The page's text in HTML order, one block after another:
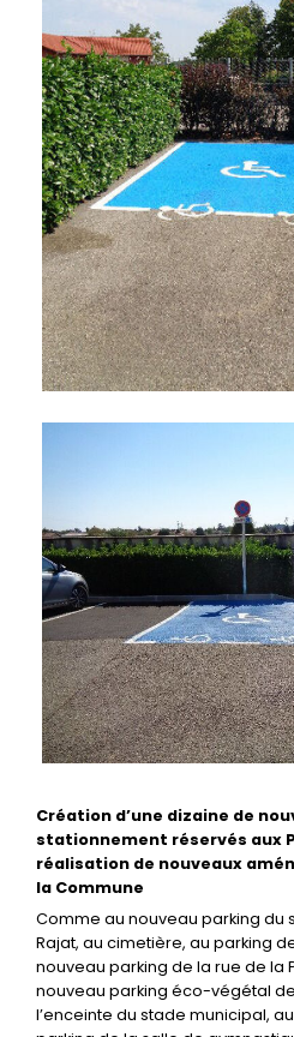
Création d’une dizaine de
stationnement réservés aux
réalisation de nouveaux
la Commune
Comme au nouveau parking du
Rajat, au cimetière, au parking
nouveau parking de la rue de la
nouveau parking éco-végétal
l’enceinte du stade municipal,